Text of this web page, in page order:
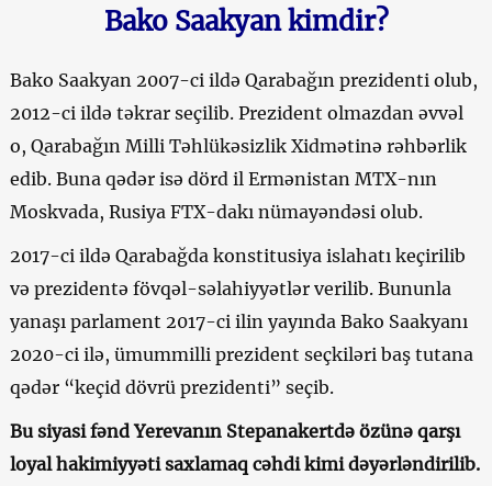
Bako Saakyan kimdir?
Bako Saakyan 2007-ci ildə Qarabağın prezidenti olub,
2012-ci ildə təkrar seçilib. Prezident olmazdan əvvəl
o, Qarabağın Milli Təhlükəsizlik Xidmətinə rəhbərlik
edib. Buna qədər isə dörd il Ermənistan MTX-nın
Moskvada, Rusiya FTX-dakı nümayəndəsi olub.
2017-ci ildə Qarabağda konstitusiya islahatı keçirilib
və prezidentə fövqəl-səlahiyyətlər verilib. Bununla
yanaşı parlament 2017-ci ilin yayında Bako Saakyanı
2020-ci ilə, ümummilli prezident seçkiləri baş tutana
qədər “keçid dövrü prezidenti” seçib.
Bu siyasi fənd Yerevanın Stepanakertdə özünə qarşı
loyal hakimiyyəti saxlamaq cəhdi kimi dəyərləndirilib.